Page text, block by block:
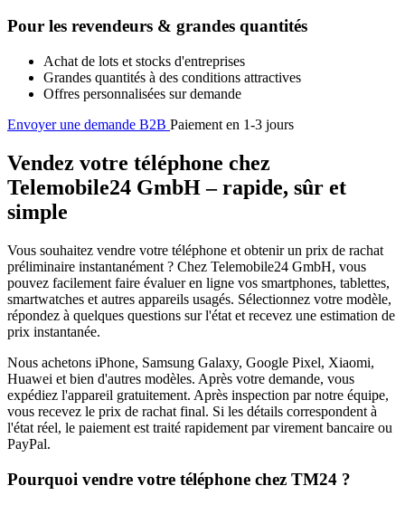
Pour les revendeurs & grandes quantités
Achat de lots et stocks d'entreprises
Grandes quantités à des conditions attractives
Offres personnalisées sur demande
Envoyer une demande B2B Paiement en 1-3 jours
Vendez votre téléphone chez
Telemobile24 GmbH – rapide, sûr et
simple
Vous souhaitez vendre votre téléphone et obtenir un prix de rachat
préliminaire instantanément ? Chez Telemobile24 GmbH, vous
pouvez facilement faire évaluer en ligne vos smartphones, tablettes,
smartwatches et autres appareils usagés. Sélectionnez votre modèle,
répondez à quelques questions sur l'état et recevez une estimation de
prix instantanée.
Nous achetons iPhone, Samsung Galaxy, Google Pixel, Xiaomi,
Huawei et bien d'autres modèles. Après votre demande, vous
expédiez l'appareil gratuitement. Après inspection par notre équipe,
vous recevez le prix de rachat final. Si les détails correspondent à
l'état réel, le paiement est traité rapidement par virement bancaire ou
PayPal.
Pourquoi vendre votre téléphone chez TM24 ?